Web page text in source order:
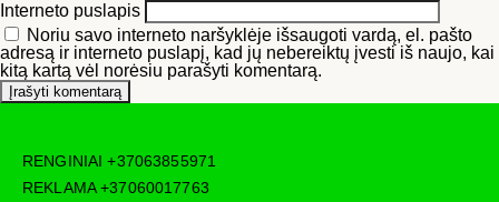
Interneto puslapis
Noriu savo interneto naršyklėje išsaugoti vardą, el. pašto
adresą ir interneto puslapį, kad jų nebereiktų įvesti iš naujo, kai
kitą kartą vėl norėsiu parašyti komentarą.
RENGINIAI+37063855971
REKLAMA+37060017763